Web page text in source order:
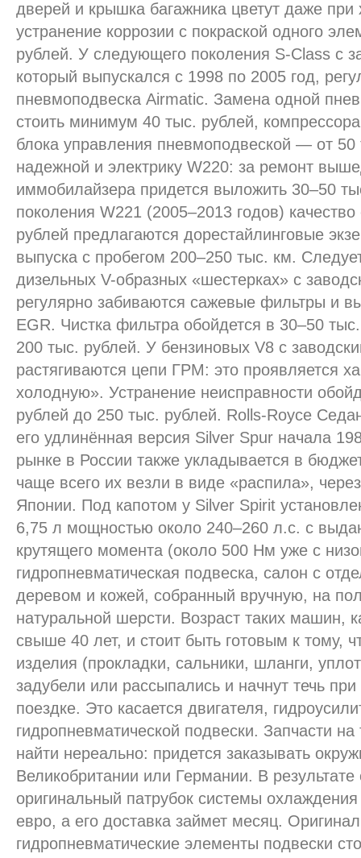
дверей и крышка багажника цветут даже
устранение коррозии с покраской одного
рублей. У следующего поколения S-Class с
который выпускался с 1998 по 2005 год,
пневмоподвеска Airmatic. Замена одной
стоить минимум 40 тыс. рублей,
блока управления пневмоподвеской — от
надежной и электрику W220: за ремонт
иммобилайзера придется выложить 30–50
поколения W221 (2005–2013 годов)
рублей предлагаются дорестайлинговые
выпуска с пробегом 200–250 тыс. км.
дизельных V-образных «шестерках» с
регулярно забиваются сажевые фильтры и
EGR. Чистка фильтра обойдется в 30–50
200 тыс. рублей. У бензиновых V8 с
растягиваются цепи ГРМ: это проявляется
холодную». Устранение неисправности
рублей до 250 тыс. рублей. Rolls-Royce
его удлинённая версия Silver Spur начала
рынке в России также укладывается в
чаще всего их везли в виде «распила»,
Японии. Под капотом у Silver Spirit
6,75 л мощностью около 240–260 л.с. с
крутящего момента (около 500 Нм уже с
гидропневматическая подвеска, салон с
деревом и кожей, собранный вручную, на
натуральной шерсти. Возраст таких машин,
свыше 40 лет, и стоит быть готовым к тому,
изделия (прокладки, сальники, шланги,
задубели или рассыпались и начнут течь
поездке. Это касается двигателя,
гидропневматической подвески. Запчасти
найти нереально: придется заказывать
Великобритании или Германии. В
оригинальный патрубок системы
евро, а его доставка займет месяц.
гидропневматические элементы подвески